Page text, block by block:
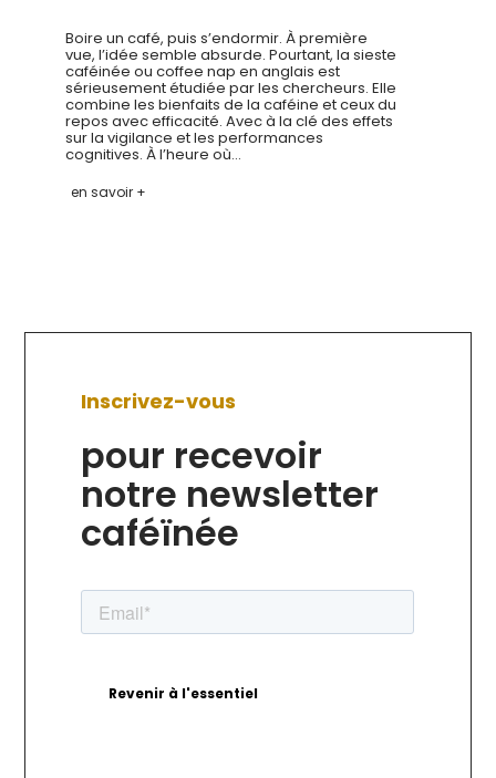
Boire un café, puis s’endormir. À première
vue, l’idée semble absurde. Pourtant, la sieste
caféinée ou coffee nap en anglais est
sérieusement étudiée par les chercheurs. Elle
combine les bienfaits de la caféine et ceux du
repos avec efficacité. Avec à la clé des effets
sur la vigilance et les performances
cognitives. À l’heure où…
en savoir +
Inscrivez-vous
pour recevoir
notre newsletter
caféïnée